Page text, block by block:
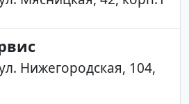
Нижегородская, 104,